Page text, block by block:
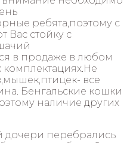
ребята,поэтому с
Вас стойку с
в продаже в любом
все
Бенгальские кошки
наличие других
дочери перебрались